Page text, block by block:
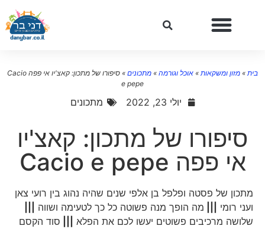
»מזון ומשקאות»אוכל וגורמה»מתכונים»
סיפורו של מתכון: קאצ'יו אי פפה Cacio
e pepe
יולי 23, 2022 מתכונים
סיפורו של מתכון: קאצ'יו
אי פפה Cacio e pepe
מתכון של פסטה ופלפל בן אלפי שנים שהיה נהוג בין רועי צאן
ועני רומי||| מה הופך מנה פשוטה כל כך לטעימה ושווה|||
שלושה מרכיבים פשוטים יעשו לכם את הפלא|||
סוד הקסם